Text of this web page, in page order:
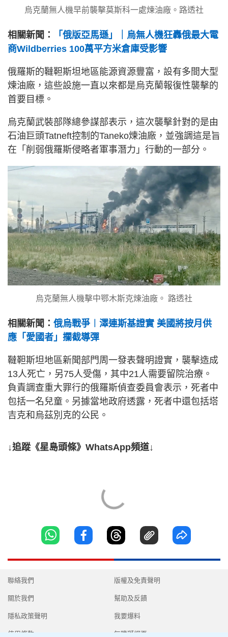
烏克蘭無人機早前襲擊莫斯科一處煉油廠。路透社
相關新聞：
「俄版亞馬遜」｜烏無人機狂轟俄最大電
商Wildberries 100萬平方米倉庫受影響
俄羅斯的韃靼斯坦地區能源資源豐富，設有多間大型
煉油廠，這些設施一直以來都是烏克蘭報復性襲擊的
首要目標。
烏克蘭武裝部隊總參謀部表示，這次襲擊針對的是由
石油巨頭Tatneft控制的Taneko煉油廠，並強調這是旨
在「削弱俄羅斯侵略者軍事潛力」行動的一部分。
烏克蘭無人機擊中鄂木斯克煉油廠。 路透社
相關新聞： 俄烏戰爭︱澤連斯基證實 美國將按月供
應「愛國者」攔截導彈
韃靼斯坦地區新聞部門周一發表聲明證實，襲擊造成
13人死亡，另75人受傷，其中21人需要留院治療。
負責調查重大罪行的俄羅斯偵查委員會表示，死者中
包括一名兒童。另據當地政府透露，死者中還包括塔
吉克和烏茲別克的公民。
↓追蹤《星島頭條》WhatsApp頻道↓
聯絡我們
關於我們
隱私政策聲明
使用條款
版權及免責聲明
幫助及反饋
我要爆料
無障礙網頁